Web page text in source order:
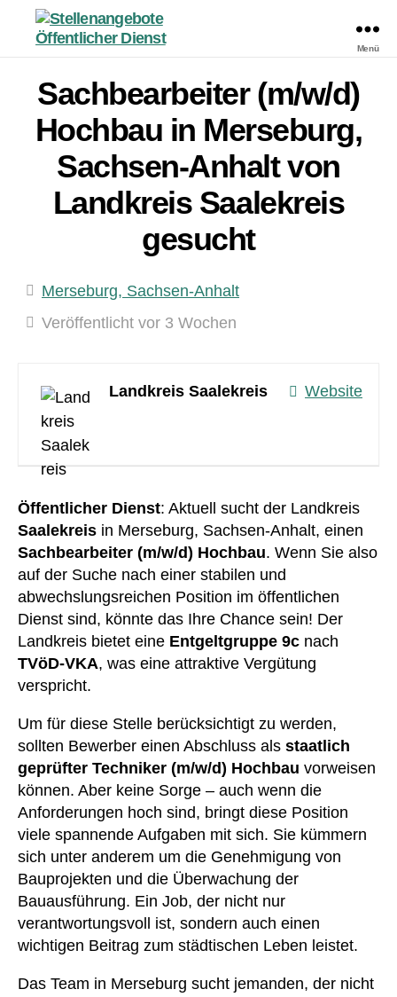
Dienst
Menü
Sachbearbeiter (m/w/d)
Hochbau in Merseburg,
Sachsen-Anhalt von
Landkreis Saalekreis
gesucht
Merseburg, Sachsen-Anhalt
Veröffentlicht vor 3 Wochen
Website
Landkreis Saalekreis
Öffentlicher Dienst: Aktuell sucht der Landkreis
Saalekreis in Merseburg, Sachsen-Anhalt, einen
Sachbearbeiter (m/w/d) Hochbau. Wenn Sie also
auf der Suche nach einer stabilen und
abwechslungsreichen Position im öffentlichen
Dienst sind, könnte das Ihre Chance sein! Der
Landkreis bietet eine Entgeltgruppe 9c nach
TVöD-VKA, was eine attraktive Vergütung
verspricht.
Um für diese Stelle berücksichtigt zu werden,
sollten Bewerber einen Abschluss als staatlich
geprüfter Techniker (m/w/d) Hochbau vorweisen
können. Aber keine Sorge – auch wenn die
Anforderungen hoch sind, bringt diese Position
viele spannende Aufgaben mit sich. Sie kümmern
sich unter anderem um die Genehmigung von
Bauprojekten und die Überwachung der
Bauausführung. Ein Job, der nicht nur
verantwortungsvoll ist, sondern auch einen
wichtigen Beitrag zum städtischen Leben leistet.
Das Team in Merseburg sucht jemanden, der nicht